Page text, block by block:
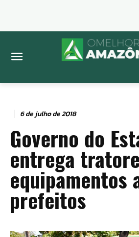
6 de julho de 2018
Governo do
entrega
equipamentos
prefeitos